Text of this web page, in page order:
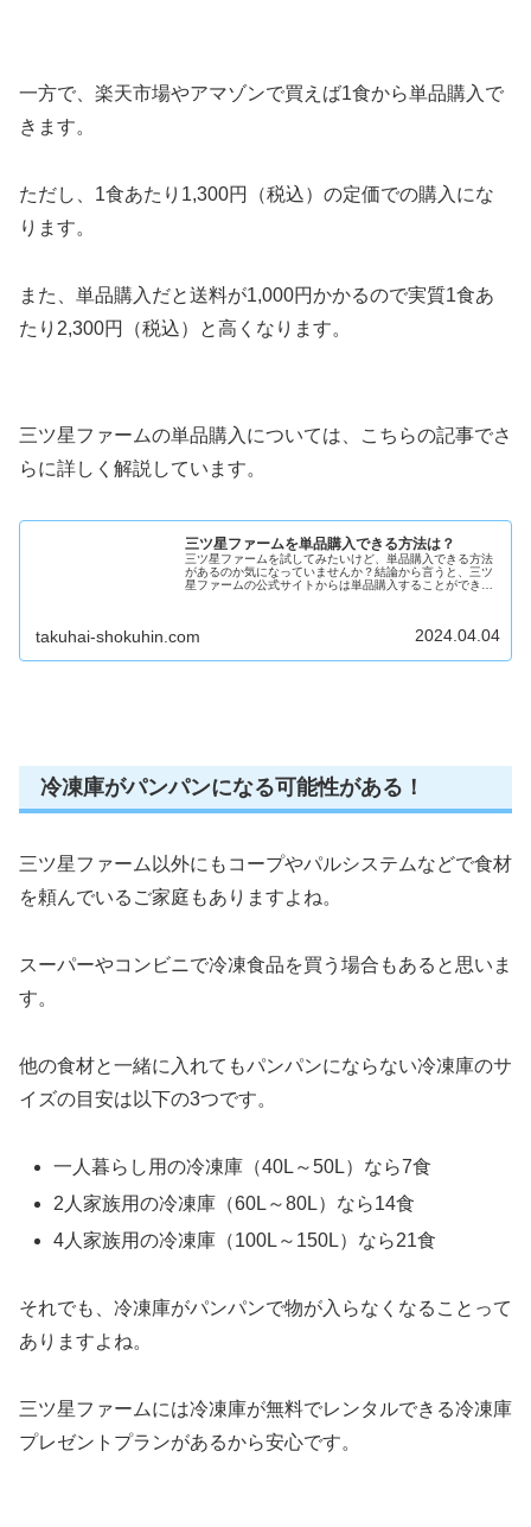
一方で、楽天市場やアマゾンで買えば1食から単品購入で
きます。
ただし、1食あたり1,300円（税込）の定価での購入にな
ります。
また、単品購入だと送料が1,000円かかるので実質1食あ
たり2,300円（税込）と高くなります。
三ツ星ファームの単品購入については、こちらの記事でさ
らに詳しく解説しています。
三ツ星ファームを単品購入できる方法は？
三ツ星ファームを試してみたいけど、単品購入できる方法
があるのか気になっていませんか？結論から言うと、三ツ
星ファームの公式サイトからは単品購入することができま
takuhai-shokuhin.com 2024.04.04
冷凍庫がパンパンになる可能性がある！
三ツ星ファーム以外にもコープやパルシステムなどで食材
を頼んでいるご家庭もありますよね。
スーパーやコンビニで冷凍食品を買う場合もあると思いま
す。
他の食材と一緒に入れてもパンパンにならない冷凍庫のサ
イズの目安は以下の3つです。
一人暮らし用の冷凍庫（40L～50L）なら7食
2人家族用の冷凍庫（60L～80L）なら14食
4人家族用の冷凍庫（100L～150L）なら21食
それでも、冷凍庫がパンパンで物が入らなくなることって
ありますよね。
三ツ星ファームには冷凍庫が無料でレンタルできる冷凍庫
プレゼントプランがあるから安心です。